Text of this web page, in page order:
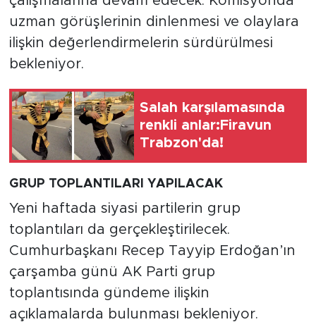
uzman görüşlerinin dinlenmesi ve olaylara
ilişkin değerlendirmelerin sürdürülmesi
bekleniyor.
Salah karşılamasında
renkli anlar:Firavun
Trabzon'da!
GRUP TOPLANTILARI YAPILACAK
Yeni haftada siyasi partilerin grup
toplantıları da gerçekleştirilecek.
Cumhurbaşkanı Recep Tayyip Erdoğan’ın
çarşamba günü AK Parti grup
toplantısında gündeme ilişkin
açıklamalarda bulunması bekleniyor.